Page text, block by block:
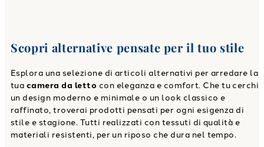
Scopri alternative pensate per il tuo stile
Esplora una selezione di articoli alternativi per arredare la
tua camera da letto con eleganza e comfort. Che tu cerchi
un design moderno e minimale o un look classico e
raffinato, troverai prodotti pensati per ogni esigenza di
stile e stagione. Tutti realizzati con tessuti di qualità e
materiali resistenti, per un riposo che dura nel tempo.